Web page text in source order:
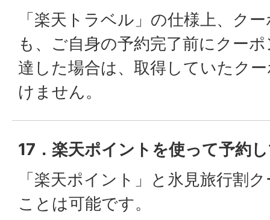
「楽天トラベル」の仕様上、ク
も、ご自身の予約完了前にクー
達した場合は、取得していたク
けません。
17．楽天ポイントを使って予約
「楽天ポイント」と氷見旅行割
ことは可能です。